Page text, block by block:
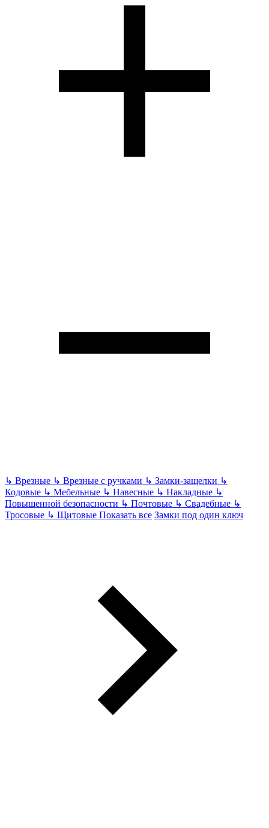
↳ Врезные ↳ Врезные с ручками ↳ Замки-защелки ↳
Кодовые ↳ Мебельные ↳ Навесные ↳ Накладные ↳
Повышенной безопасности ↳ Почтовые ↳ Свадебные ↳
Тросовые ↳ Щитовые Показать все Замки под один ключ